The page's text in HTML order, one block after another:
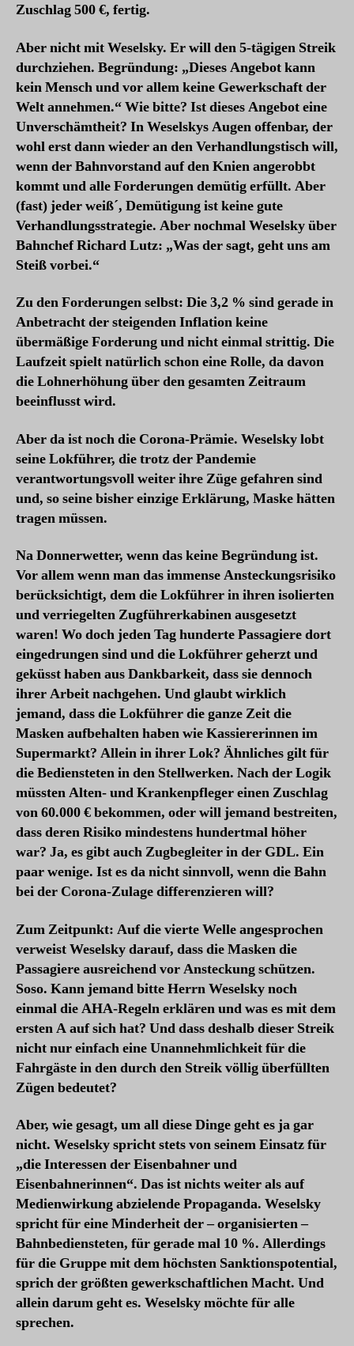
Zuschlag 500 €, fertig.
Aber nicht mit Weselsky. Er will den 5-tägigen Streik
durchziehen. Begründung: „Dieses Angebot kann
kein Mensch und vor allem keine Gewerkschaft der
Welt annehmen.“ Wie bitte? Ist dieses Angebot eine
Unverschämtheit? In Weselskys Augen offenbar, der
wohl erst dann wieder an den Verhandlungstisch will,
wenn der Bahnvorstand auf den Knien angerobbt
kommt und alle Forderungen demütig erfüllt. Aber
(fast) jeder weiß´, Demütigung ist keine gute
Verhandlungsstrategie. Aber nochmal Weselsky über
Bahnchef Richard Lutz: „Was der sagt, geht uns am
Steiß vorbei.“
Zu den Forderungen selbst: Die 3,2 % sind gerade in
Anbetracht der steigenden Inflation keine
übermäßige Forderung und nicht einmal strittig. Die
Laufzeit spielt natürlich schon eine Rolle, da davon
die Lohnerhöhung über den gesamten Zeitraum
beeinflusst wird.
Aber da ist noch die Corona-Prämie. Weselsky lobt
seine Lokführer, die trotz der Pandemie
verantwortungsvoll weiter ihre Züge gefahren sind
und, so seine bisher einzige Erklärung, Maske hätten
tragen müssen.
Na Donnerwetter, wenn das keine Begründung ist.
Vor allem wenn man das immense Ansteckungsrisiko
berücksichtigt, dem die Lokführer in ihren isolierten
und verriegelten Zugführerkabinen ausgesetzt
waren! Wo doch jeden Tag hunderte Passagiere dort
eingedrungen sind und die Lokführer geherzt und
geküsst haben aus Dankbarkeit, dass sie dennoch
ihrer Arbeit nachgehen. Und glaubt wirklich
jemand, dass die Lokführer die ganze Zeit die
Masken aufbehalten haben wie Kassiererinnen im
Supermarkt? Allein in ihrer Lok? Ähnliches gilt für
die Bediensteten in den Stellwerken. Nach der Logik
müssten Alten- und Krankenpfleger einen Zuschlag
von 60.000 € bekommen, oder will jemand bestreiten,
dass deren Risiko mindestens hundertmal höher
war? Ja, es gibt auch Zugbegleiter in der GDL. Ein
paar wenige. Ist es da nicht sinnvoll, wenn die Bahn
bei der Corona-Zulage differenzieren will?
Zum Zeitpunkt: Auf die vierte Welle angesprochen
verweist Weselsky darauf, dass die Masken die
Passagiere ausreichend vor Ansteckung schützen.
Soso. Kann jemand bitte Herrn Weselsky noch
einmal die AHA-Regeln erklären und was es mit dem
ersten A auf sich hat? Und dass deshalb dieser Streik
nicht nur einfach eine Unannehmlichkeit für die
Fahrgäste in den durch den Streik völlig überfüllten
Zügen bedeutet?
Aber, wie gesagt, um all diese Dinge geht es ja gar
nicht. Weselsky spricht stets von seinem Einsatz für
„die Interessen der Eisenbahner und
Eisenbahnerinnen“. Das ist nichts weiter als auf
Medienwirkung abzielende Propaganda. Weselsky
spricht für eine Minderheit der – organisierten –
Bahnbediensteten, für gerade mal 10 %. Allerdings
für die Gruppe mit dem höchsten Sanktionspotential,
sprich der größten gewerkschaftlichen Macht. Und
allein darum geht es. Weselsky möchte für alle
sprechen.